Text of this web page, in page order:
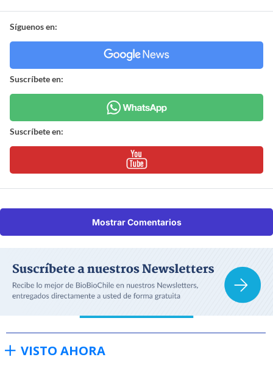
Síguenos en:
Suscríbete en:
Suscríbete en:
Mostrar Comentarios
VISTO AHORA